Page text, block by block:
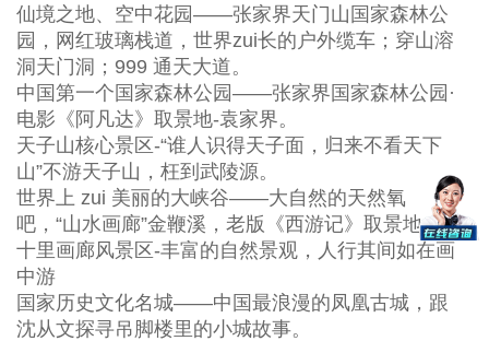
仙境之地、空中花园——张家界天门山国家森林公
园，网红玻璃栈道，世界zui长的户外缆车；穿山溶
洞天门洞；999 通天大道。
中国第一个国家森林公园——张家界国家森林公园·
电影《阿凡达》取景地-袁家界。
天子山核心景区-“谁人识得天子面，归来不看天下
山”不游天子山，枉到武陵源。
世界上 zui 美丽的大峡谷——大自然的天然氧
吧，“山水画廊”金鞭溪，老版《西游记》取景地。
十里画廊风景区-丰富的自然景观，人行其间如在画
中游
国家历史文化名城——中国最浪漫的凤凰古城，跟
沈从文探寻吊脚楼里的小城故事。